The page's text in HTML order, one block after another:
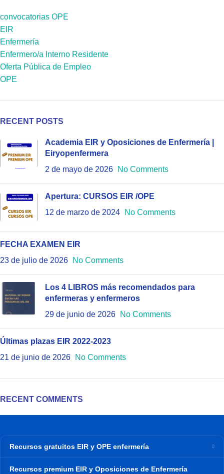
convocatorias OPE
EIR
Enfermería
Enfermero/a Interno Residente
Oferta Pública de Empleo
OPE
RECENT POSTS
Academia EIR y Oposiciones de Enfermería |
Eiryopenfermera
2 de mayo de 2026
No Comments
Apertura: CURSOS EIR /OPE
12 de marzo de 2024
No Comments
FECHA EXAMEN EIR
23 de julio de 2026
No Comments
Los 4 LIBROS más recomendados para
enfermeras y enfermeros
29 de junio de 2026
No Comments
Últimas plazas EIR 2022-2023
21 de junio de 2026
No Comments
RECENT COMMENTS
Recursos gratuitos EIR y OPE enfermería
Recursos premium EIR y Oposiciones de Enfermería